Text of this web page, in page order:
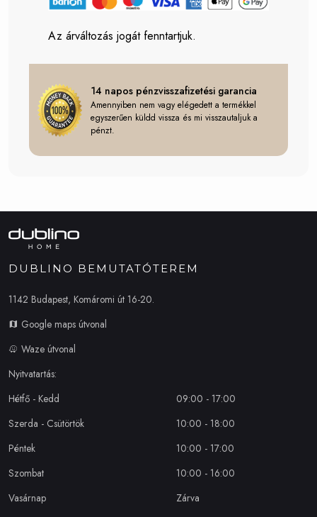
Az árváltozás jogát fenntartjuk.
14 napos pénzvisszafizetési garancia
Amennyiben nem vagy elégedett a termékkel
egyszerűen küldd vissza és mi visszautaljuk a
pénzt.
DUBLINO BEMUTATÓTEREM
1142 Budapest, Komáromi út 16-20.
Google maps útvonal
Waze útvonal
Nyitvatartás:
Hétfő - Kedd
09:00 - 17:00
Szerda - Csütörtök
10:00 - 18:00
Péntek
10:00 - 17:00
Szombat
10:00 - 16:00
Vasárnap
Zárva